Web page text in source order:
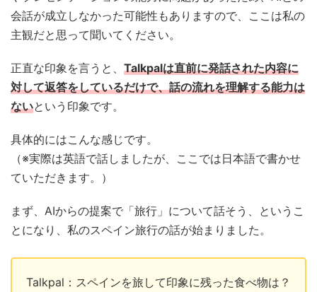
会話が成立しなかった可能性もありますので、ここは私の
主観だと思って聞いてください。
正直な印象を言うと、 Talkpalは直前に発話された内容に
対して返答をしているだけで、話の流れを理解する能力は
ないという印象です。
具体的にはこんな感じです。
（※実際は英語で話しましたが、ここでは日本語で書かせ
ていただきます。）
まず、AIからの提案で「旅行」について話そう、というこ
とになり、私のスペイン旅行の話が始まりました。
Talkpal：スペインを旅して印象に残った食べ物は？